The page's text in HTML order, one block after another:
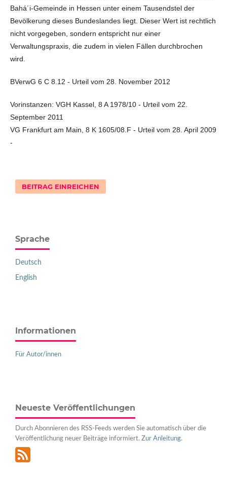
Bahá´i-Gemeinde in Hessen unter einem Tausendstel der
Bevölkerung dieses Bundeslandes liegt. Dieser Wert ist rechtlich
nicht vorgegeben, sondern entspricht nur einer
Verwaltungspraxis, die zudem in vielen Fällen durchbrochen
wird.
BVerwG 6 C 8.12 - Urteil vom 28. November 2012
Vorinstanzen: VGH Kassel, 8 A 1978/10 - Urteil vom 22.
September 2011
VG Frankfurt am Main, 8 K 1605/08.F - Urteil vom 28. April 2009
-
BEITRAG EINREICHEN
Sprache
Deutsch
English
Informationen
Für Autor/innen
Neueste Veröffentlichungen
Durch Abonnieren des RSS-Feeds werden Sie automatisch über die
Veröffentlichung neuer Beiträge informiert. Zur Anleitung.